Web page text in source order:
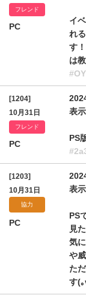
フレンド
PC
イ
れ
す
は
[1204]
10月31日
フレンド
PC
表
PS
[1203]
10月31日
協力
PC
表
PS
見
気
や
た
す(